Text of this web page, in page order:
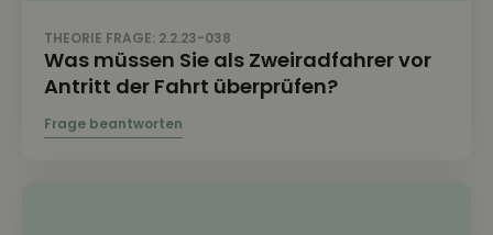
THEORIE FRAGE: 2.2.23-038
Was müssen Sie als Zweiradfahrer vor
Antritt der Fahrt überprüfen?